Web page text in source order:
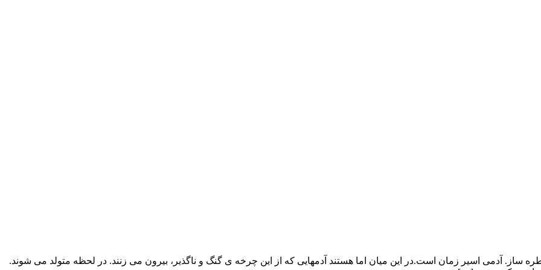
ساز. آدمی اسیر زمان است.در این میان اما هستند آدمهایی که از این چرخه ی گنگ و ناگذیر، بیرون می زنند. در لحظه متولد می شوند.